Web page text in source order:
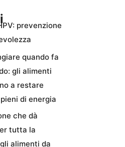
prevenzione
quando fa
gli alimenti
a restare
di energia
che dà
tutta la
alimenti da